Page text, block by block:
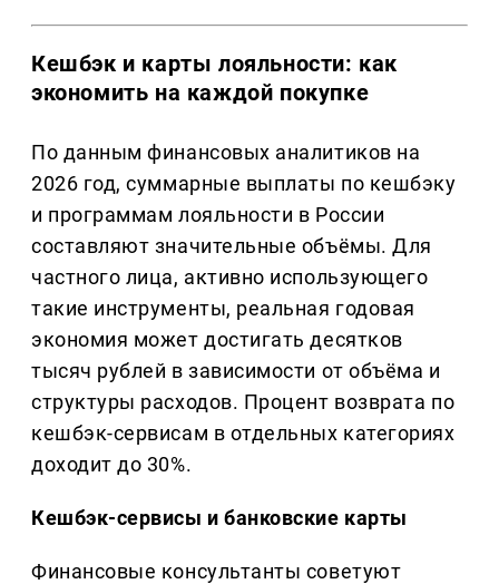
Кешбэк и карты лояльности: как
экономить на каждой покупке
По данным финансовых аналитиков на
2026 год, суммарные выплаты по кешбэку
и программам лояльности в России
составляют значительные объёмы. Для
частного лица, активно использующего
такие инструменты, реальная годовая
экономия может достигать десятков
тысяч рублей в зависимости от объёма и
структуры расходов. Процент возврата по
кешбэк-сервисам в отдельных категориях
доходит до 30%.
Кешбэк-сервисы и банковские карты
Финансовые консультанты советуют